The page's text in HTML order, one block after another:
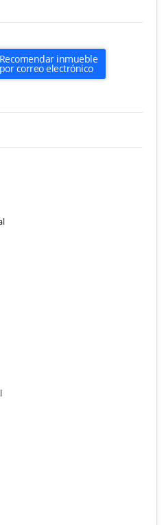
Recomendar inmueble
por correo electrónico